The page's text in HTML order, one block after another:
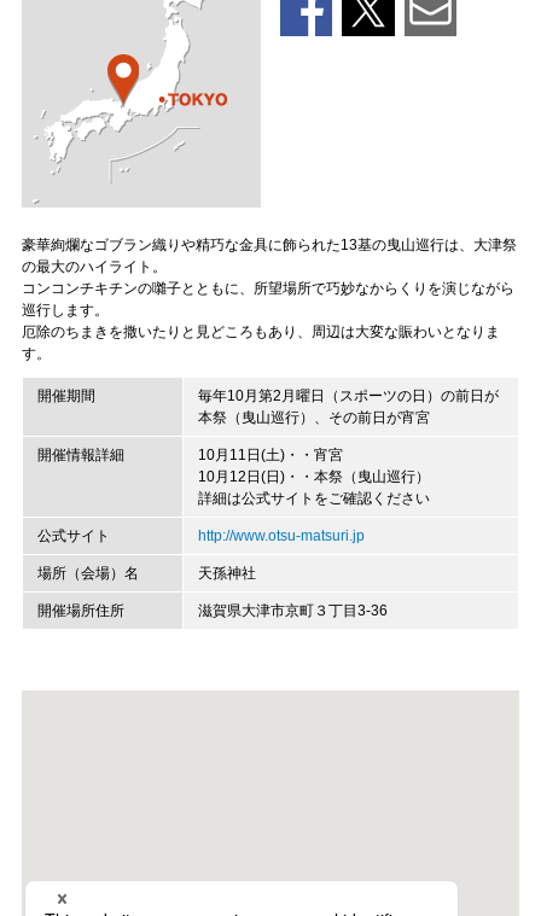
豪華絢爛なゴブラン織りや精巧な金具に飾られた13基の曳山巡行は、大津祭
の最大のハイライト。
コンコンチキチンの囃子とともに、所望場所で巧妙なからくりを演じながら
巡行します。
厄除のちまきを撒いたりと見どころもあり、周辺は大変な賑わいとなりま
す。
開催期間
毎年10月第2月曜日（スポーツの日）の前日が
本祭（曳山巡行）、その前日が宵宮
開催情報詳細
10月11日(土)・・宵宮
10月12日(日)・・本祭（曳山巡行）
詳細は公式サイトをご確認ください
公式サイト http://www.otsu-matsuri.jp
場所（会場）名 天孫神社
開催場所住所 滋賀県大津市京町３丁目3-36